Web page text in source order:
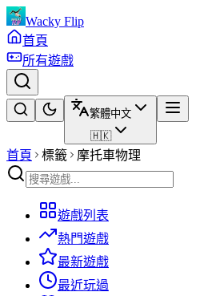
Wacky Flip
首頁
所有遊戲
繁體中文
🇭🇰
首頁 標籤 摩托車物理
遊戲列表
熱門遊戲
最新遊戲
最近玩過